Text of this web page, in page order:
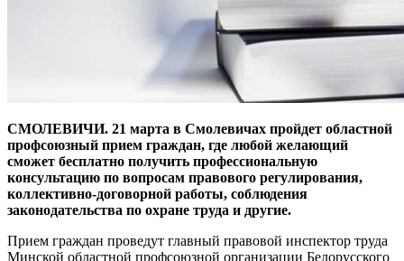
СМОЛЕВИЧИ. 21 марта в Смолевичах пройдет областной
профсоюзный прием граждан, где любой желающий
сможет бесплатно получить профессиональную
консультацию по вопросам правового регулирования,
коллективно-договорной работы, соблюдения
законодательства по охране труда и другие.
Прием граждан проведут главный правовой инспектор труда
Минской областной профсоюзной организации Белорусского